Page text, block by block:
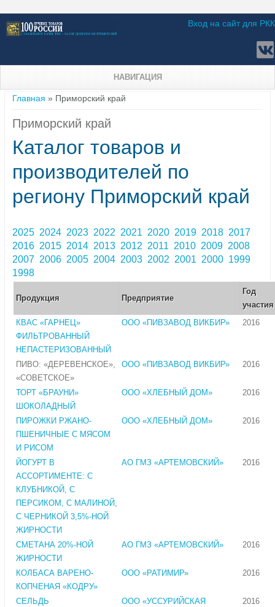
Вход на сайт для РКК
НАВИГАЦИЯ
Вы здесь
Главная » Приморский край
Приморский край
Каталог товаров и
производителей по
региону Приморский край
2025 2024 2023 2022 2021 2020 2019 2018 2017
2016 2015 2014 2013 2012 2011 2010 2009 2008
2007 2006 2005 2004 2003 2002 2001 2000 1999
1998
Продукция Предприятие
Год
участия
КВАС «ГАРНЕЦ»
ФИЛЬТРОВАННЫЙ
НЕПАСТЕРИЗОВАННЫЙ
ООО «ПИВЗАВОД ВИКБИР» 2016
ПИВО: «ДЕРЕВЕНСКОЕ»,
«СОВЕТСКОЕ»
ООО «ПИВЗАВОД ВИКБИР» 2016
ТОРТ «БРАУНИ»
ШОКОЛАДНЫЙ
ООО «ХЛЕБНЫЙ ДОМ» 2016
ПИРОЖКИ РЖАНО-
ПШЕНИЧНЫЕ С МЯСОМ
И РИСОМ
ООО «ХЛЕБНЫЙ ДОМ» 2016
ЙОГУРТ В
АССОРТИМЕНТЕ: С
КЛУБНИКОЙ, С
ПЕРСИКОМ, С МАЛИНОЙ,
С ЧЕРНИКОЙ 3,5%-НОЙ
ЖИРНОСТИ
АО ГМЗ «АРТЕМОВСКИЙ» 2016
СМЕТАНА 20%-НОЙ
ЖИРНОСТИ
АО ГМЗ «АРТЕМОВСКИЙ» 2016
КОЛБАСА ВАРЕНО-
КОПЧЕНАЯ «КОДРУ»
ООО «РАТИМИР» 2016
СЕЛЬДЬ
ООО «УССУРИЙСКАЯ
2016